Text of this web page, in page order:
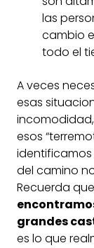
las
cambio
todo el
A veces
esas
esos
identificamos
del camino
Recuerda que
grandes
es lo que